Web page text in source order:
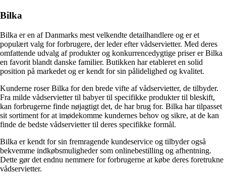
Bilka
Bilka er en af Danmarks mest velkendte detailhandlere og er et
populært valg for forbrugere, der leder efter vådservietter. Med deres
omfattende udvalg af produkter og konkurrencedygtige priser er Bilka
en favorit blandt danske familier. Butikken har etableret en solid
position på markedet og er kendt for sin pålidelighed og kvalitet.
Kunderne roser Bilka for den brede vifte af vådservietter, de tilbyder.
Fra milde vådservietter til babyer til specifikke produkter til bleskift,
kan forbrugerne finde nøjagtigt det, de har brug for. Bilka har tilpasset
sit sortiment for at imødekomme kundernes behov og sikre, at de kan
finde de bedste vådservietter til deres specifikke formål.
Bilka er kendt for sin fremragende kundeservice og tilbyder også
bekvemme indkøbsmuligheder som onlinebestilling og afhentning.
Dette gør det endnu nemmere for forbrugerne at købe deres foretrukne
vådservietter.